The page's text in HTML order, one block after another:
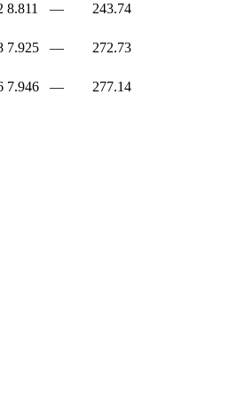
8.811 — 243.74
7.925 — 272.73
7.946 — 277.14